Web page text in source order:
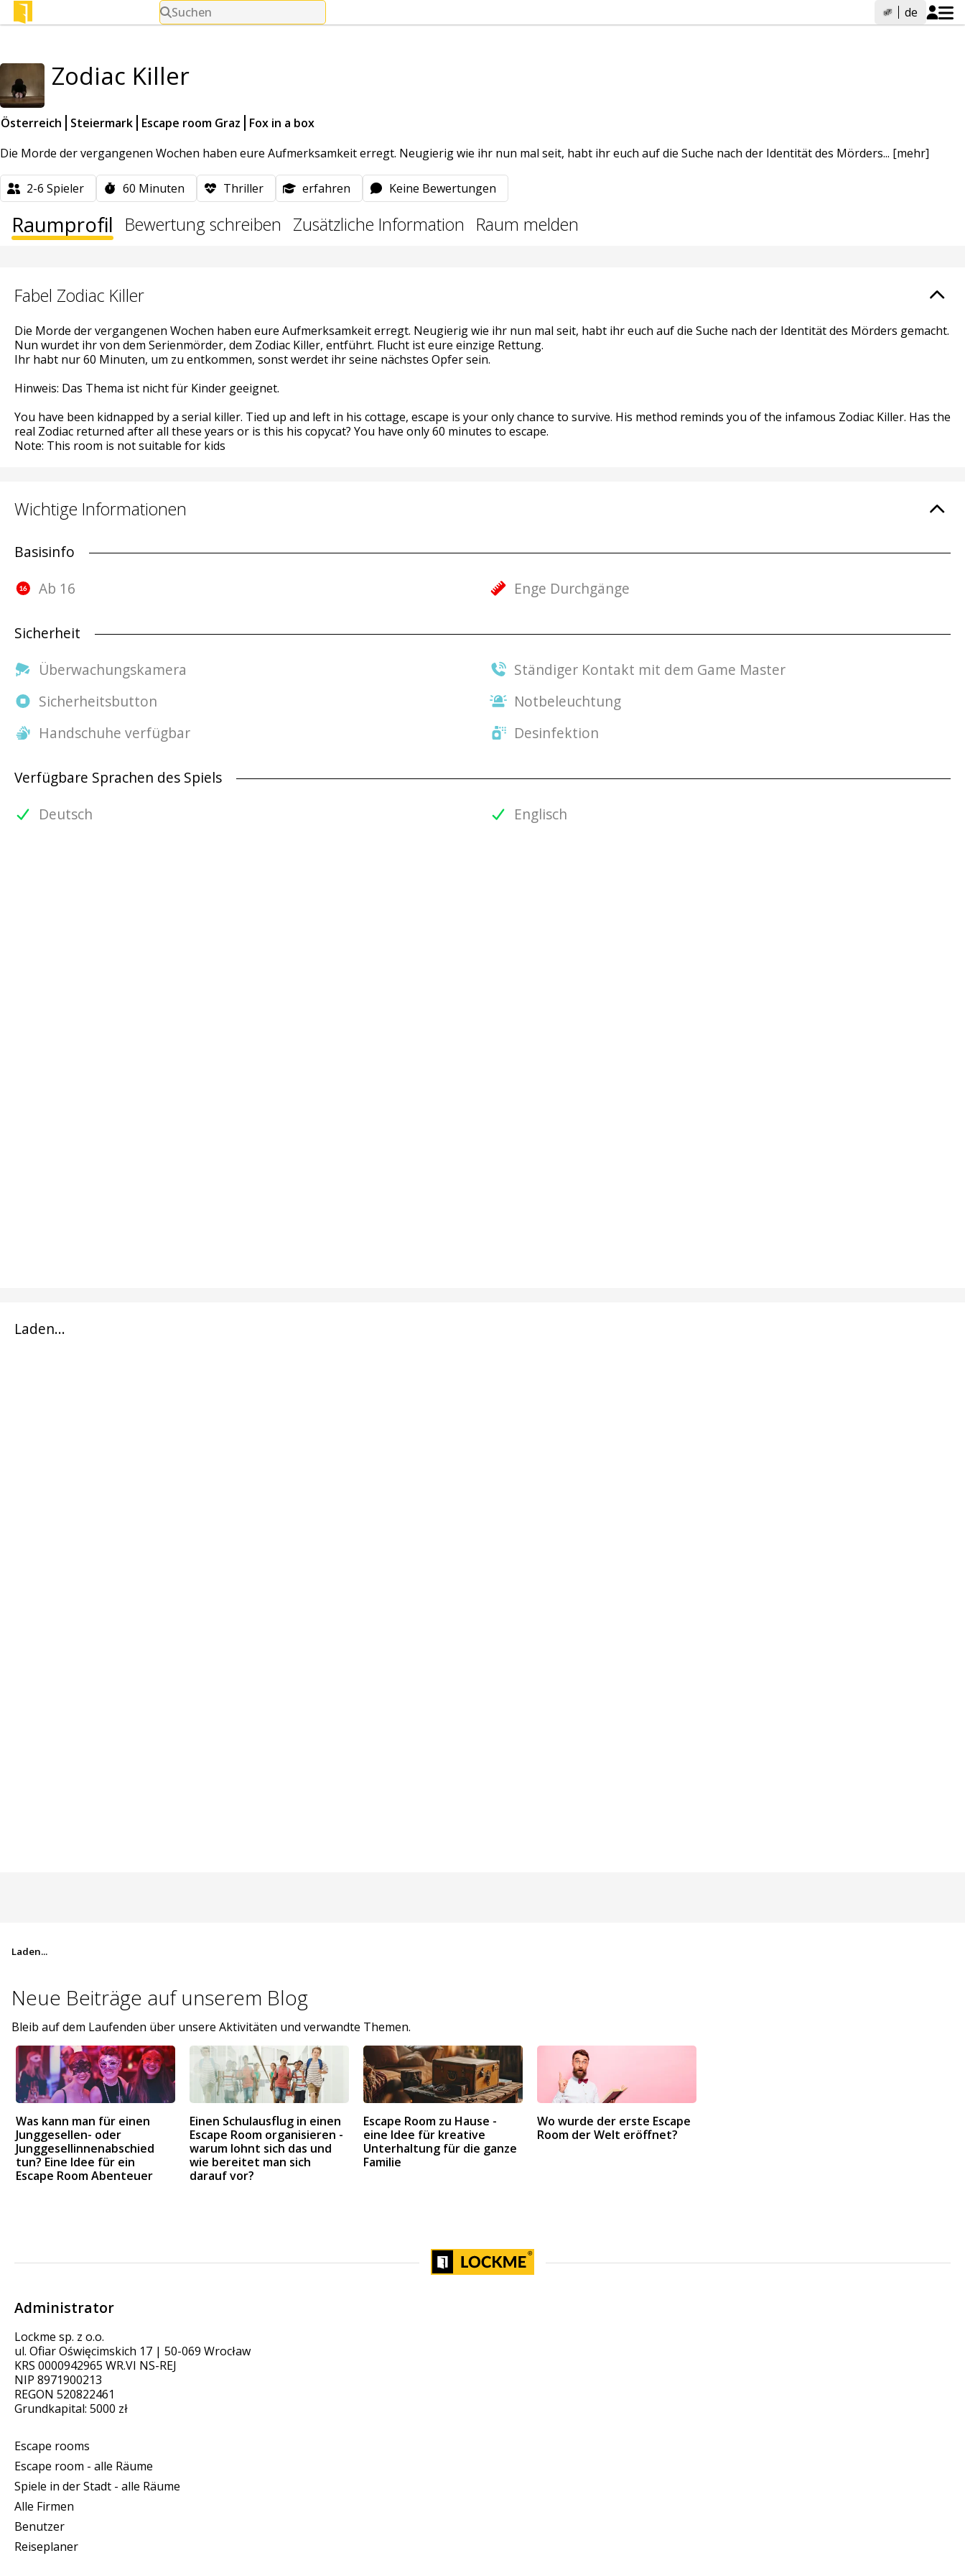
Suchen de
Zodiac Killer
Österreich Steiermark Escape room Graz
Fox in a box
Die Morde der vergangenen Wochen haben eure Aufmerksamkeit erregt. Neugierig wie ihr nun mal seit, habt ihr euch auf die Suche nach der Identität des Mörders... [mehr]
2-6 Spieler 60 Minuten Thriller erfahren Keine Bewertungen
Raumprofil Bewertung schreiben Zusätzliche Information Raum melden
Fabel Zodiac Killer
Die Morde der vergangenen Wochen haben eure Aufmerksamkeit erregt. Neugierig wie ihr nun mal seit, habt ihr euch auf die Suche nach der Identität des Mörders gemacht.
Nun wurdet ihr von dem Serienmörder, dem Zodiac Killer, entführt. Flucht ist eure einzige Rettung.
Ihr habt nur 60 Minuten, um zu entkommen, sonst werdet ihr seine nächstes Opfer sein.
Hinweis: Das Thema ist nicht für Kinder geeignet.
You have been kidnapped by a serial killer. Tied up and left in his cottage, escape is your only chance to survive. His method reminds you of the infamous Zodiac Killer. Has the
real Zodiac returned after all these years or is this his copycat? You have only 60 minutes to escape.
Note: This room is not suitable for kids
Wichtige Informationen
Basisinfo
Ab 16
Enge Durchgänge
Sicherheit
Überwachungskamera
Ständiger Kontakt mit dem Game Master
Sicherheitsbutton
Notbeleuchtung
Handschuhe verfügbar
Desinfektion
Verfügbare Sprachen des Spiels
Deutsch
Englisch
Laden...
Laden...
Neue Beiträge aufunserem Blog
Bleib auf dem Laufenden über unsere Aktivitäten und verwandte Themen.
Was kann man für einen
Junggesellen- oder
Junggesellinnenabschied
tun? Eine Idee für ein
Escape Room Abenteuer
Einen Schulausflug in einen
Escape Room organisieren -
warum lohnt sich das und
wie bereitet man sich
darauf vor?
Escape Room zu Hause -
eine Idee für kreative
Unterhaltung für die ganze
Familie
Wo wurde der erste Escape
Room der Welt eröffnet?
Administrator
Lockme sp. z o.o.
ul. Ofiar Oświęcimskich 17 | 50-069 Wrocław
KRS 0000942965 WR.VI NS-REJ
NIP 8971900213
REGON 520822461
Grundkapital: 5000 zł
Escape rooms
Escape room - alle Räume
Spiele in der Stadt - alle Räume
Alle Firmen
Benutzer
Reiseplaner